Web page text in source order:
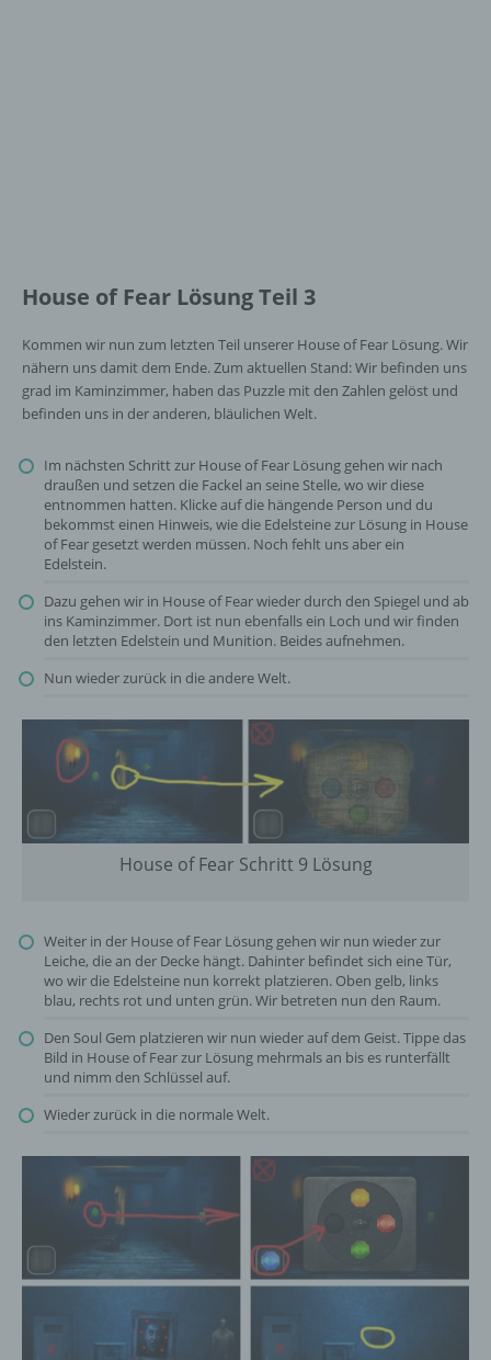
House of Fear Lösung Teil 3
Kommen wir nun zum letzten Teil unserer House of Fear Lösung. Wir
nähern uns damit dem Ende. Zum aktuellen Stand: Wir befinden uns
grad im Kaminzimmer, haben das Puzzle mit den Zahlen gelöst und
befinden uns in der anderen, bläulichen Welt.
Im nächsten Schritt zur House of Fear Lösung gehen wir nach
draußen und setzen die Fackel an seine Stelle, wo wir diese
entnommen hatten. Klicke auf die hängende Person und du
bekommst einen Hinweis, wie die Edelsteine zur Lösung in House
of Fear gesetzt werden müssen. Noch fehlt uns aber ein
Edelstein.
Dazu gehen wir in House of Fear wieder durch den Spiegel und ab
ins Kaminzimmer. Dort ist nun ebenfalls ein Loch und wir finden
den letzten Edelstein und Munition. Beides aufnehmen.
Nun wieder zurück in die andere Welt.
House of Fear Schritt 9 Lösung
Weiter in der House of Fear Lösung gehen wir nun wieder zur
Leiche, die an der Decke hängt. Dahinter befindet sich eine Tür,
wo wir die Edelsteine nun korrekt platzieren. Oben gelb, links
blau, rechts rot und unten grün. Wir betreten nun den Raum.
Den Soul Gem platzieren wir nun wieder auf dem Geist. Tippe das
Bild in House of Fear zur Lösung mehrmals an bis es runterfällt
und nimm den Schlüssel auf.
Wieder zurück in die normale Welt.